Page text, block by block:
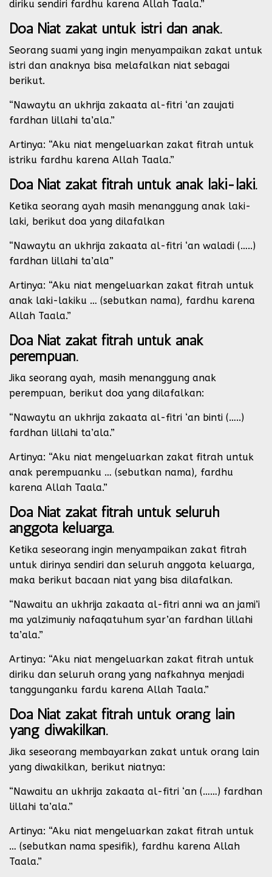
diriku sendiri fardhu karena Allah Taala.”
Doa Niat zakat untuk istri dan anak.
Seorang suami yang ingin menyampaikan zakat untuk
istri dan anaknya bisa melafalkan niat sebagai
berikut.
“Nawaytu an ukhrija zakaata al-fitri ‘an zaujati
fardhan lillahi ta’ala.”
Artinya: “Aku niat mengeluarkan zakat fitrah untuk
istriku fardhu karena Allah Taala.”
Doa Niat zakat fitrah untuk anak laki-laki.
Ketika seorang ayah masih menanggung anak laki-
laki, berikut doa yang dilafalkan
“Nawaytu an ukhrija zakaata al-fitri ‘an waladi (…..)
fardhan lillahi ta’ala”
Artinya: “Aku niat mengeluarkan zakat fitrah untuk
anak laki-lakiku … (sebutkan nama), fardhu karena
Allah Taala.”
Doa Niat zakat fitrah untuk anak
perempuan.
Jika seorang ayah, masih menanggung anak
perempuan, berikut doa yang dilafalkan:
“Nawaytu an ukhrija zakaata al-fitri ‘an binti (…..)
fardhan lillahi ta’ala.”
Artinya: “Aku niat mengeluarkan zakat fitrah untuk
anak perempuanku … (sebutkan nama), fardhu
karena Allah Taala.”
Doa Niat zakat fitrah untuk seluruh
anggota keluarga.
Ketika seseorang ingin menyampaikan zakat fitrah
untuk dirinya sendiri dan seluruh anggota keluarga,
maka berikut bacaan niat yang bisa dilafalkan.
“Nawaitu an ukhrija zakaata al-fitri anni wa an jami’i
ma yalzimuniy nafaqatuhum syar’an fardhan lillahi
ta’ala.”
Artinya: “Aku niat mengeluarkan zakat fitrah untuk
diriku dan seluruh orang yang nafkahnya menjadi
tanggunganku fardu karena Allah Taala.”
Doa Niat zakat fitrah untuk orang lain
yang diwakilkan.
Jika seseorang membayarkan zakat untuk orang lain
yang diwakilkan, berikut niatnya:
“Nawaitu an ukhrija zakaata al-fitri ‘an (……) fardhan
lillahi ta’ala.”
Artinya: “Aku niat mengeluarkan zakat fitrah untuk
… (sebutkan nama spesifik), fardhu karena Allah
Taala.”